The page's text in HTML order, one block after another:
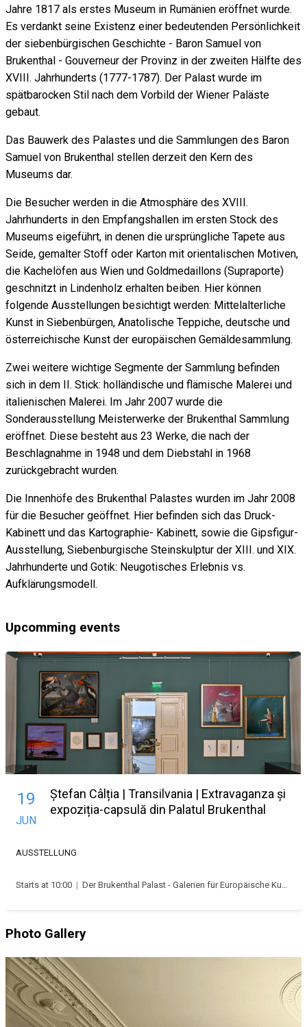
Jahre 1817 als erstes Museum in Rumänien eröffnet wurde.
Es verdankt seine Existenz einer bedeutenden Persönlichkeit
der siebenbürgischen Geschichte - Baron Samuel von
Brukenthal - Gouverneur der Provinz in der zweiten Hälfte des
XVIII. Jahrhunderts (1777-1787). Der Palast wurde im
spätbarocken Stil nach dem Vorbild der Wiener Paläste
gebaut.
Das Bauwerk des Palastes und die Sammlungen des Baron
Samuel von Brukenthal stellen derzeit den Kern des
Museums dar.
Die Besucher werden in die Atmosphäre des XVIII.
Jahrhunderts in den Empfangshallen im ersten Stock des
Museums eigeführt, in denen die ursprüngliche Tapete aus
Seide, gemalter Stoff oder Karton mit orientalischen Motiven,
die Kachelöfen aus Wien und Goldmedaillons (Supraporte)
geschnitzt in Lindenholz erhalten beiben. Hier können
folgende Ausstellungen besichtigt werden: Mittelalterliche
Kunst in Siebenbürgen, Anatolische Teppiche, deutsche und
österreichische Kunst der europäischen Gemäldesammlung.
Zwei weitere wichtige Segmente der Sammlung befinden
sich in dem II. Stick: holländische und flämische Malerei und
italienischen Malerei. Im Jahr 2007 wurde die
Sonderausstellung Meisterwerke der Brukenthal Sammlung
eröffnet. Diese besteht aus 23 Werke, die nach der
Beschlagnahme in 1948 und dem Diebstahl in 1968
zurückgebracht wurden.
Die Innenhöfe des Brukenthal Palastes wurden im Jahr 2008
für die Besucher geöffnet. Hier befinden sich das Druck-
Kabinett und das Kartographie- Kabinett, sowie die Gipsfigur-
Ausstellung, Siebenburgische Steinskulptur der XIII. und XIX.
Jahrhunderte und Gotik: Neugotisches Erlebnis vs.
Aufklärungsmodell.
Upcomming events
19
JUN
Ștefan Câlția | Transilvania | Extravaganza și
expoziția-capsulă din Palatul Brukenthal
AUSSTELLUNG
Starts at 10:00 | Der Brukenthal Palast - Galerien für Europäische Kunst
Photo Gallery